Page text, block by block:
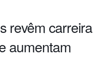
revêm carreira
aumentam